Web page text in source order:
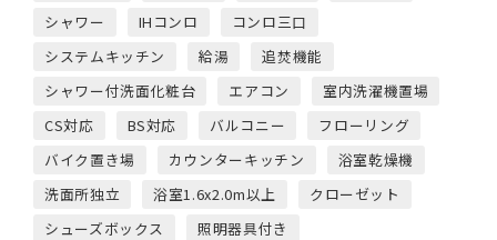
シャワー
IHコンロ
コンロ三口
システムキッチン
給湯
追焚機能
シャワー付洗面化粧台
エアコン
室内洗濯機置場
CS対応
BS対応 バルコニー
フローリング
バイク置き場
カウンターキッチン
浴室乾燥機
洗面所独立
浴室1.6x2.0m以上
クローゼット
シューズボックス
照明器具付き